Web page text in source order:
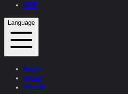
SHOP
Language
Austria
Ireland
Helvetia